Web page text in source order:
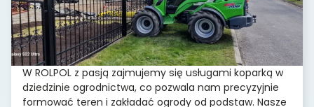
W ROLPOL z pasją zajmujemy się usługami koparką w
dziedzinie ogrodnictwa, co pozwala nam precyzyjnie
formować teren i zakładać ogrody od podstaw. Nasze